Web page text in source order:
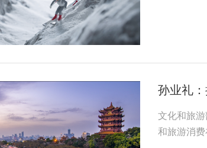
孙业礼
文化和旅
和旅游消费